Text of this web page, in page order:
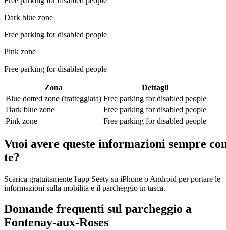
Dark blue zone
Free parking for disabled people
Pink zone
Free parking for disabled people
Zona
Dettagli
Blue dotted zone (tratteggiata) Free parking for disabled people
Dark blue zone
Free parking for disabled people
Pink zone
Free parking for disabled people
Vuoi avere queste informazioni sempre
te?
Scarica gratuitamente l'app Seety su iPhone o Android per portare le
informazioni sulla mobilità e il parcheggio in tasca.
Domande frequenti sul parcheggio a
Fontenay-aux-Roses